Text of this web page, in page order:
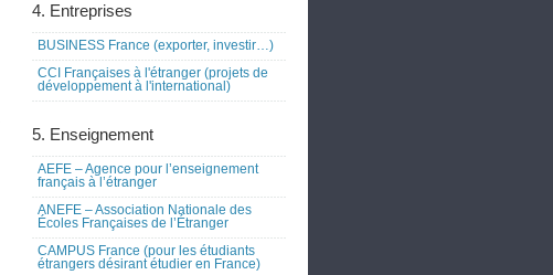
4. Entreprises
BUSINESS France (exporter, investir…)
CCI Françaises à l'étranger (projets de
développement à l'international)
5. Enseignement
AEFE – Agence pour l’enseignement
français à l’étranger
ANEFE – Association Nationale des
Écoles Françaises de l’Étranger
CAMPUS France (pour les étudiants
étrangers désirant étudier en France)